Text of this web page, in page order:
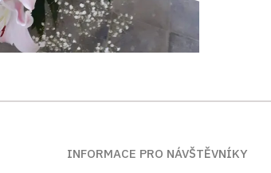
INFORMACE PRO NÁVŠTĚVNÍKY